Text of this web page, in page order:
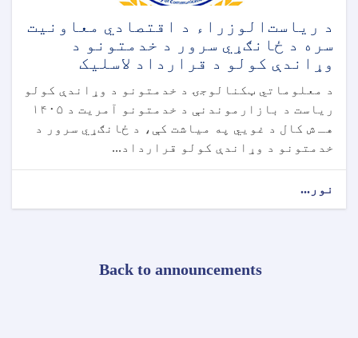
د ریاست‌الوزراء د اقتصادي معاونیت
سره د ځانګړي سرور د خدمتونو د
وړاندې کولو د قرارداد لاسلیک
د معلوماتي ټکنالوجۍ د خدمتونو د وړاندې کولو
ریاست د بازارموندنې د خدمتونو آمریت د ۱۴۰۵
هـ ش کال د غویي په میاشت کې، د ځانګړي سرور د
خدمتونو د وړاندې کولو قرارداد...
نور...
Back to announcements